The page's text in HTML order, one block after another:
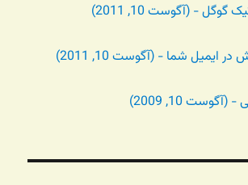
گوگل - (آگوست 10, 2011)
ایمیل شما - (آگوست 10, 2011)
10, 2009)